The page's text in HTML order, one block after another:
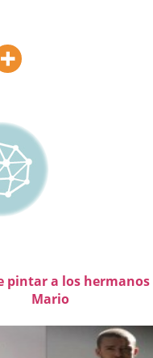
pintar a los hermanos
Mario